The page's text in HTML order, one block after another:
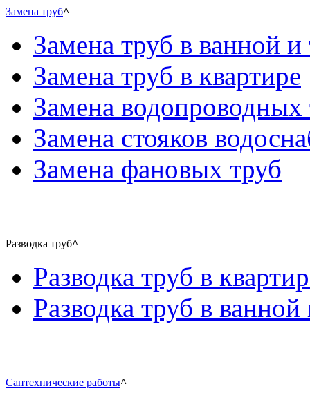
Замена труб^
Замена труб в ванной и
Замена труб в квартире
Замена водопроводных
Замена стояков
Замена фановых труб
Разводка труб^
Разводка труб в
Разводка труб в ванной
Сантехнические работы^